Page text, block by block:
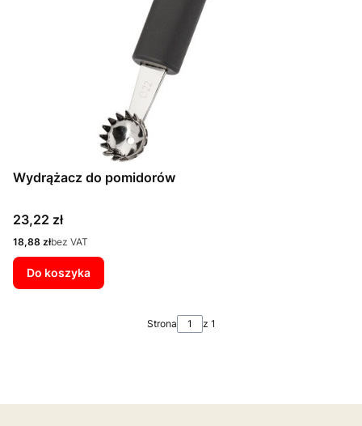
Wydrążacz do pomidorów
Cena
23,22 zł
Cena
18,88 złbez VAT
Do koszyka
Strona z 1